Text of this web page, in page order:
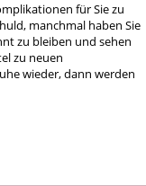
für Sie zu
manchmal haben Sie
zu bleiben und sehen
zu neuen
wieder, dann werden